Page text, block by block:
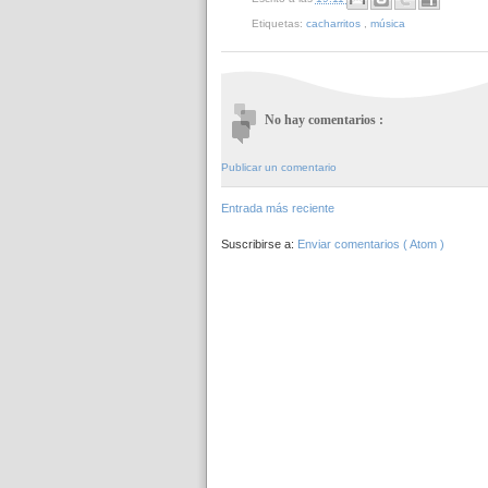
Etiquetas: cacharritos , música
No hay comentarios :
Publicar un comentario
Entrada más reciente
Suscribirse a: Enviar comentarios ( Atom )